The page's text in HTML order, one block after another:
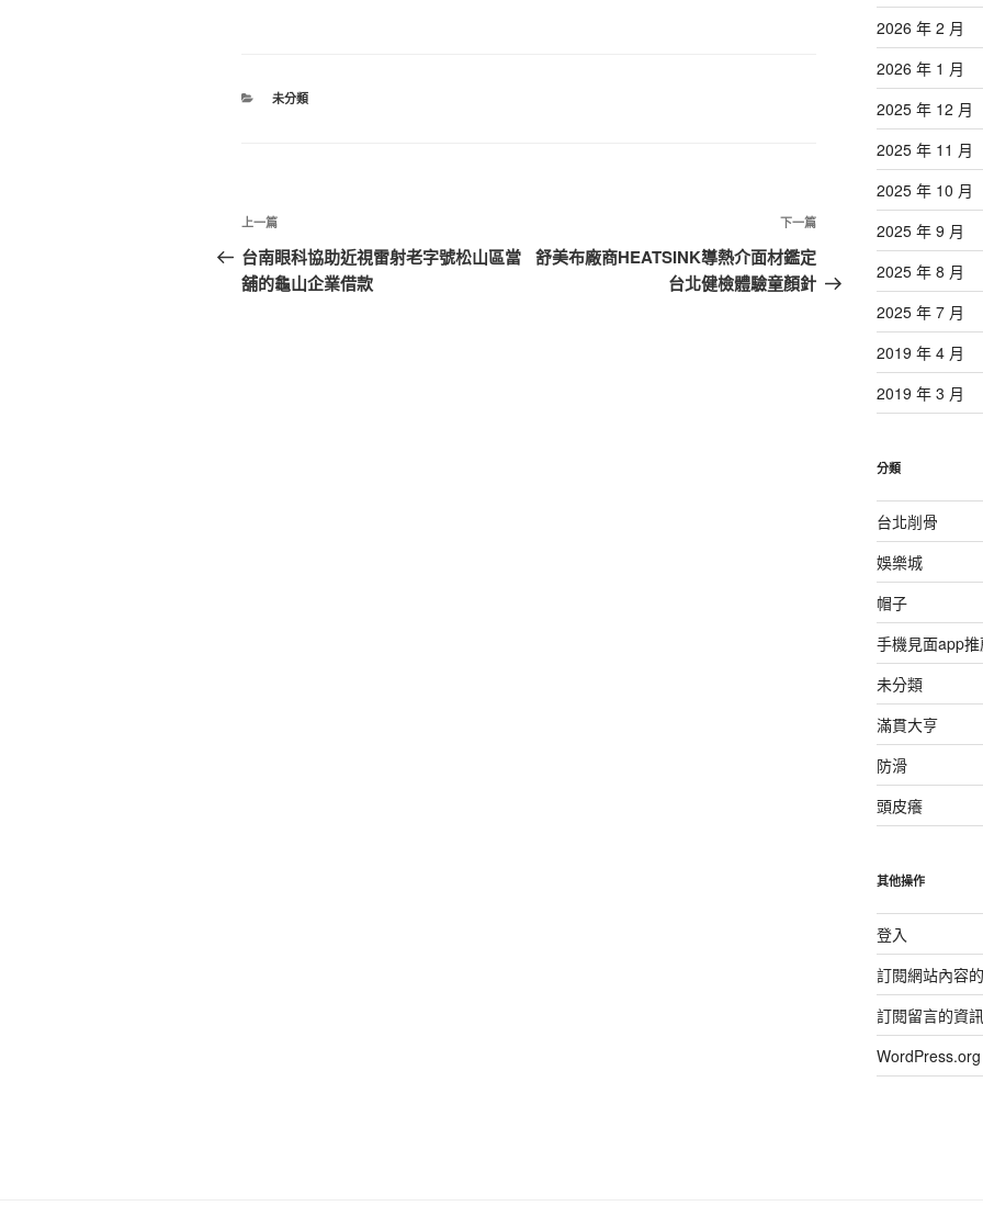
分
未分類
文
章
導
上
一
篇
上一篇
台南眼科協助近視雷射老字號松山區當
舖的龜山企業借款
下
一
篇
下一篇
舒美布廠商HEATSINK導熱介面材鑑定
台北健檢體驗童顏針
2026 年 2 月
2026 年 1 月
2025 年 12 月
2025 年 11 月
2025 年 10 月
2025 年 9 月
2025 年 8 月
2025 年 7 月
2019 年 4 月
2019 年 3 月
分類
台北削骨
娛樂城
帽子
手機見面app推
未分類
滿貫大亨
防滑
頭皮癢
其他操作
登入
訂閱網站內容
訂閱留言的資